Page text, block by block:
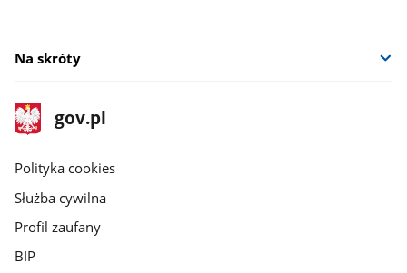
Na skróty
stopka
gov.pl
Strona
gov.pl
gov.pl
Polityka cookies
Służba cywilna
Profil zaufany
BIP